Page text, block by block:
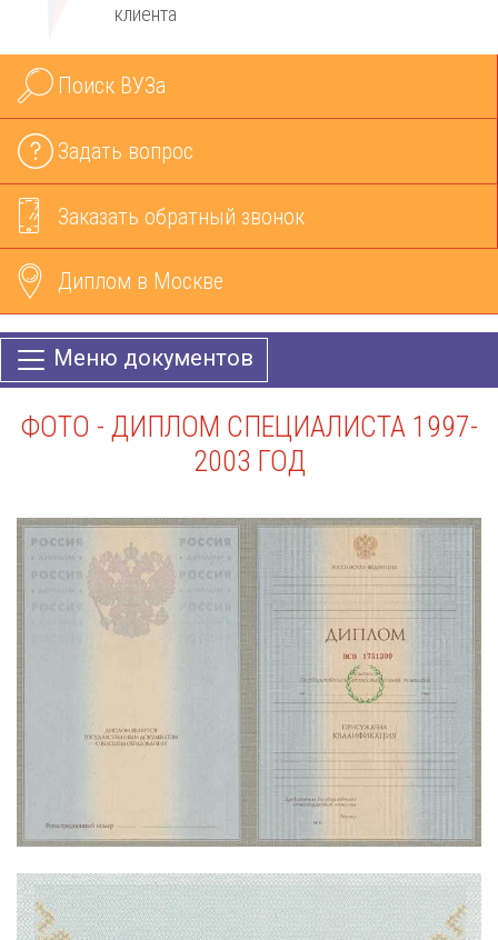
клиента
Поиск ВУЗа
Задать вопрос
Заказать обратный звонок
Диплом в Москве
Меню документов
ФОТО - ДИПЛОМ СПЕЦИАЛИСТА 1997-
2003 ГОД